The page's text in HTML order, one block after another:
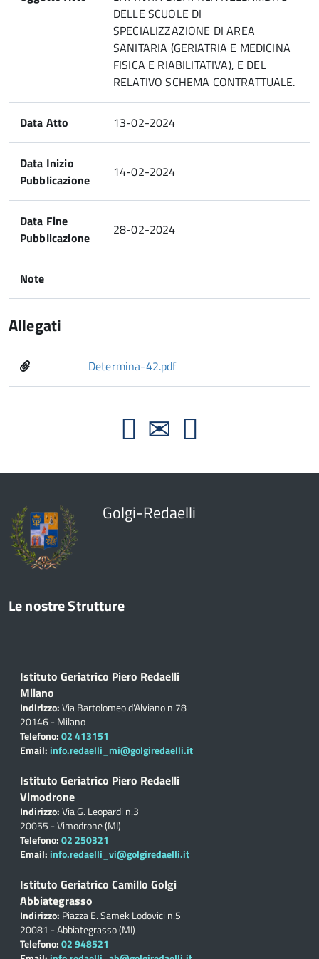
DELLE SCUOLE DI
SPECIALIZZAZIONE DI AREA
SANITARIA (GERIATRIA E MEDICINA
FISICA E RIABILITATIVA), E DEL
RELATIVO SCHEMA CONTRATTUALE.
Data Atto 13-02-2024
Data Inizio
Pubblicazione
14-02-2024
Data Fine
Pubblicazione
28-02-2024
Note
Allegati
Determina-42.pdf
Golgi-Redaelli
Le nostre Strutture
Istituto Geriatrico Piero Redaelli
Milano
Indirizzo:Via Bartolomeo d'Alviano n.78
20146 - Milano
Telefono:02 413151
Email: info.redaelli_mi@golgiredaelli.it
Istituto Geriatrico Piero Redaelli
Vimodrone
Indirizzo:Via G. Leopardi n.3
20055 - Vimodrone (MI)
Telefono:02 250321
Email: info.redaelli_vi@golgiredaelli.it
Istituto Geriatrico Camillo Golgi
Abbiategrasso
Indirizzo: Piazza E. Samek Lodovici n.5
20081 - Abbiategrasso (MI)
Telefono:02 948521